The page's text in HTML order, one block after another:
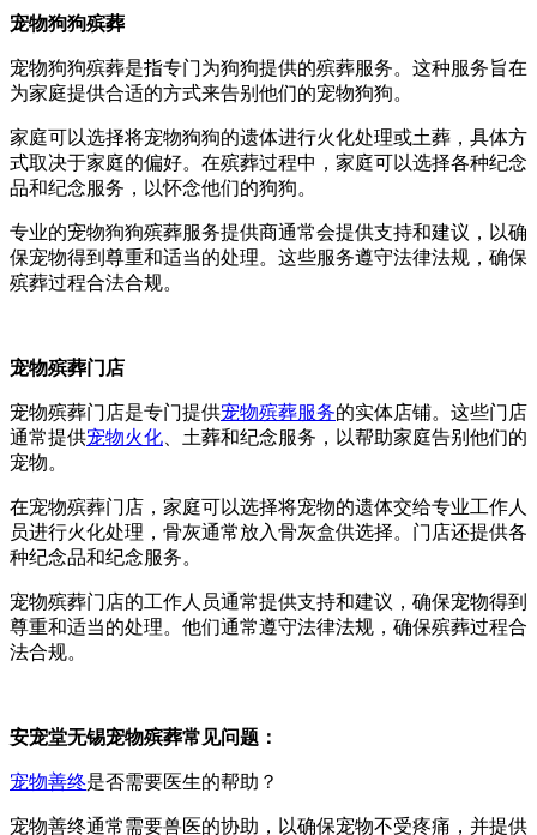
宠物狗狗殡葬
宠物狗狗殡葬是指专门为狗狗提供的殡葬服务。这种服务旨在
为家庭提供合适的方式来告别他们的宠物狗狗。
家庭可以选择将宠物狗狗的遗体进行火化处理或土葬，具体方
式取决于家庭的偏好。在殡葬过程中，家庭可以选择各种纪念
品和纪念服务，以怀念他们的狗狗。
专业的宠物狗狗殡葬服务提供商通常会提供支持和建议，以确
保宠物得到尊重和适当的处理。这些服务遵守法律法规，确保
殡葬过程合法合规。
宠物殡葬门店
宠物殡葬门店是专门提供宠物殡葬服务的实体店铺。这些门店
通常提供宠物火化 、土葬和纪念服务，以帮助家庭告别他们的
宠物。
在宠物殡葬门店，家庭可以选择将宠物的遗体交给专业工作人
员进行火化处理，骨灰通常放入骨灰盒供选择。门店还提供各
种纪念品和纪念服务。
宠物殡葬门店的工作人员通常提供支持和建议，确保宠物得到
尊重和适当的处理。他们通常遵守法律法规，确保殡葬过程合
法合规。
安宠堂无锡宠物殡葬常见问题：
宠物善终是否需要医生的帮助？
宠物善终通常需要兽医的协助，以确保宠物不受疼痛，并提供